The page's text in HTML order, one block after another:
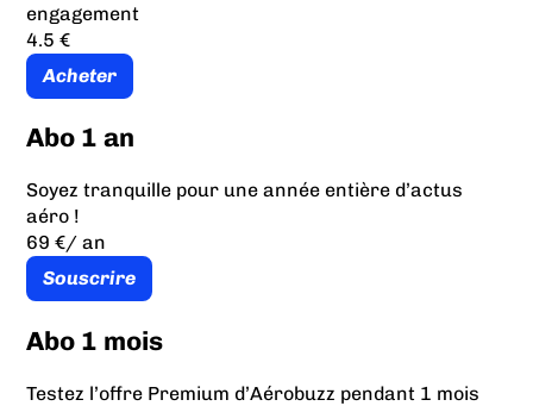
engagement
4.5 €
Acheter
Abo 1 an
Soyez tranquille pour une année entière d’actus
aéro !
69 €/ an
Souscrire
Abo 1 mois
Testez l’offre Premium d’Aérobuzz pendant 1 mois